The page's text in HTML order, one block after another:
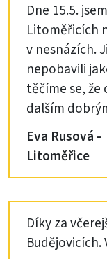
Dne 15.5.
Litoměřicích
v nesnázích.
nepobavili
těčíme se,
dalším
Eva Rusová -
Litoměřice
Díky za
Budějovicích.